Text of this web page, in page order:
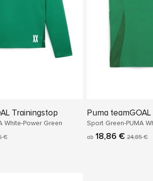
Trainingstop
White-Power Green
€
Puma
Sport Green-PUMA
ab 18,86 € 24,85 €